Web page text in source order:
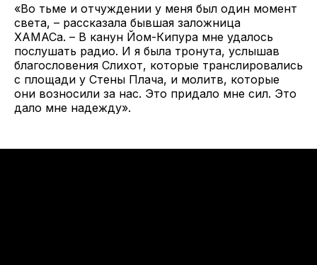
«Во тьме и отчуждении у меня был один момент
света, – рассказала бывшая заложница
ХАМАСа. – В канун Йом-Кипура мне удалось
послушать радио. И я была тронута, услышав
благословения Слихот, которые транслировались
с площади у Стены Плача, и молитв, которые
они возносили за нас. Это придало мне сил. Это
дало мне надежду».